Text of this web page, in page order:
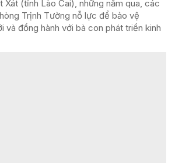
Xát (tỉnh Lào Cai), những năm qua, các
Trịnh Tường nỗ lực để bảo vệ
và đồng hành với bà con phát triển kinh